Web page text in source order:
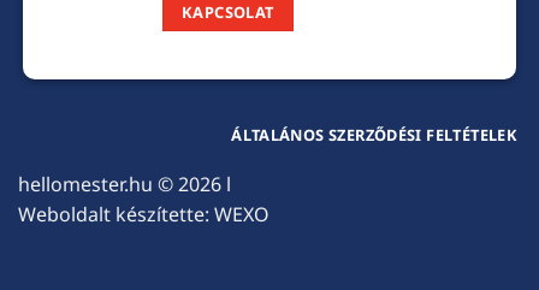
KAPCSOLAT
hellomester.hu © 2026 l
Weboldalt készítette: WEXO
ÁLTALÁNOS SZERZŐDÉSI FELTÉTELEK